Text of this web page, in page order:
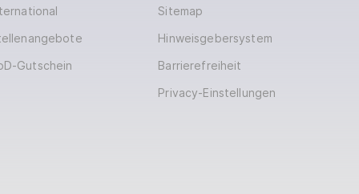
Gutschein
Sitemap
Hinweisgebersystem
Barrierefreiheit
Privacy-Einstellungen